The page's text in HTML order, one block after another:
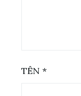
TÊN *